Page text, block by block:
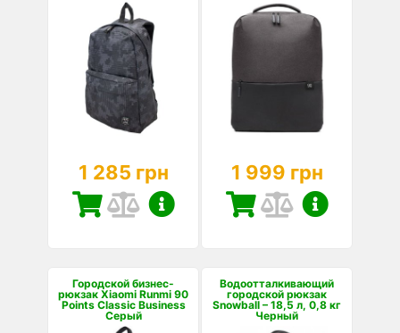
1 285 грн 1 999 грн
Городской бизнес-
рюкзак Xiaomi Runmi 90
Points Classic Business
Серый
Водоотталкивающий
городской рюкзак
Snowball – 18,5 л, 0,8 кг
Черный